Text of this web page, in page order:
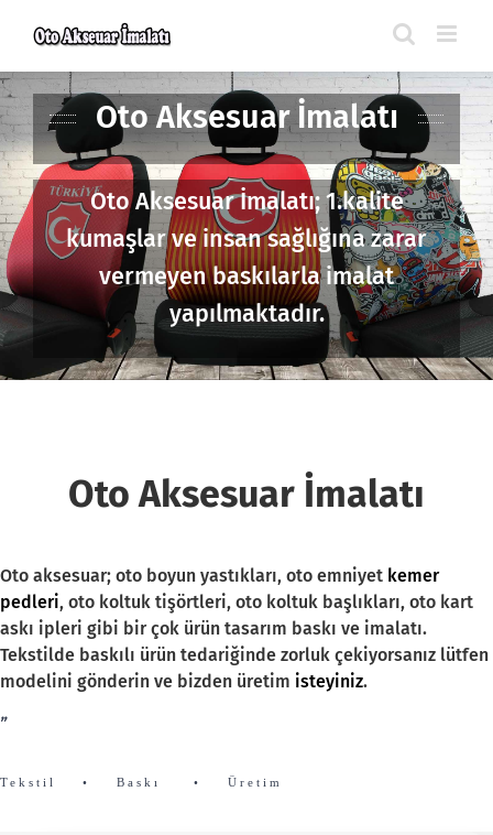
Oto Aksesuar İmalatı
Oto Aksesuar İmalatı; 1.kalite
kumaşlar ve insan sağlığına zarar
vermeyen baskılarla imalat
yapılmaktadır.
Oto Aksesuar İmalatı
Oto aksesuar; oto boyun yastıkları, oto emniyet kemer
pedleri, oto koltuk tişörtleri, oto koltuk başlıkları, oto kart
askı ipleri gibi bir çok ürün tasarım baskı ve imalatı.
Tekstilde baskılı ürün tedariğinde zorluk çekiyorsanız lütfen
modelini gönderin ve bizden üretim isteyiniz.
”
Tekstil • Baskı • Üretim